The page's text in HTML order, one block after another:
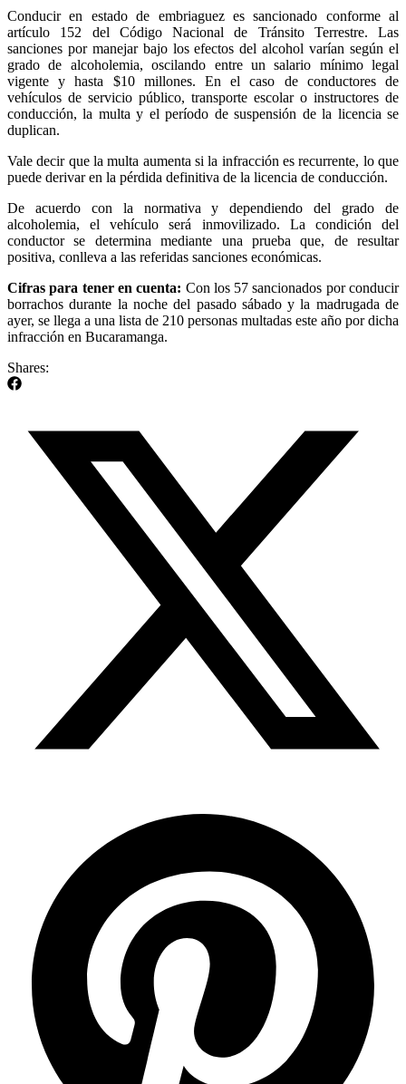
Conducir en estado de embriaguez es sancionado conforme al
artículo 152 del Código Nacional de Tránsito Terrestre. Las
sanciones por manejar bajo los efectos del alcohol varían según el
grado de alcoholemia, oscilando entre un salario mínimo legal
vigente y hasta $10 millones. En el caso de conductores de
vehículos de servicio público, transporte escolar o instructores de
conducción, la multa y el período de suspensión de la licencia se
duplican.
Vale decir que la multa aumenta si la infracción es recurrente, lo que
puede derivar en la pérdida definitiva de la licencia de conducción.
De acuerdo con la normativa y dependiendo del grado de
alcoholemia, el vehículo será inmovilizado. La condición del
conductor se determina mediante una prueba que, de resultar
positiva, conlleva a las referidas sanciones económicas.
Cifras para tener en cuenta: Con los 57 sancionados por conducir
borrachos durante la noche del pasado sábado y la madrugada de
ayer, se llega a una lista de 210 personas multadas este año por dicha
infracción en Bucaramanga.
Shares: